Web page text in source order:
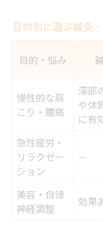
目的別に選ぶ鍼灸
目的・悩み
慢性的な肩
こり・腰痛
深部
や体
に有
急性疲労・
リラクゼー
ション
－
美容・自律
神経調整
効果